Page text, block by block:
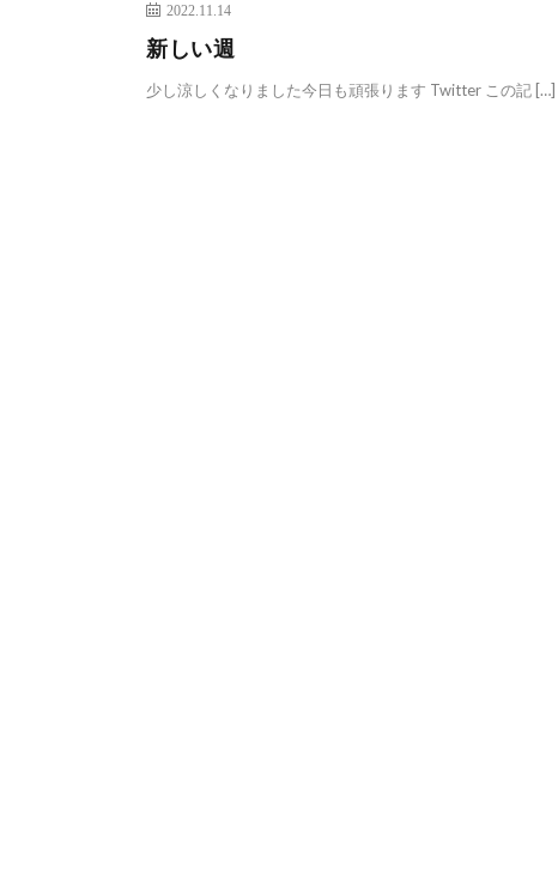
2022.11.14
新しい週
少し涼しくなりました今日も頑張ります Twitter この記 […]